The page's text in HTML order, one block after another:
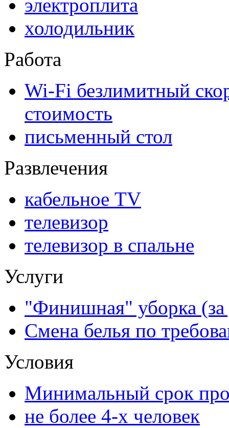
электроплита
холодильник
Работа
Wi-Fi безлимитный
стоимость
письменный стол
Развлечения
кабельное ТV
телевизор
телевизор в спальне
Услуги
"Финишная" уборка (за
Смена белья по
Условия
Минимальный срок
не более 4-х человек